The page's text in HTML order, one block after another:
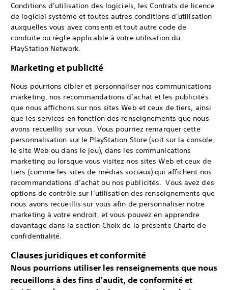
Conditions d’utilisation des logiciels, les Contrats de licence
de logiciel système et toutes autres conditions d’utilisation
auxquelles vous avez consenti et tout autre code de
conduite ou règle applicable à votre utilisation du
PlayStation Network.
Marketing et publicité
Nous pourrions cibler et personnaliser nos communications
marketing, nos recommandations d’achat et les publicités
que nous affichons sur nos sites Web et ceux de tiers, ainsi
que les services en fonction des renseignements que nous
avons recueillis sur vous. Vous pourriez remarquer cette
personnalisation sur le PlayStation Store (soit sur la console,
le site Web ou dans le jeu), dans les communications
marketing ou lorsque vous visitez nos sites Web et ceux de
tiers (comme les sites de médias sociaux) qui affichent nos
recommandations d’achat ou nos publicités. Vous avez des
options de contrôle sur l’utilisation des renseignements que
nous avons recueillis sur vous afin de personnaliser notre
marketing à votre endroit, et vous pouvez en apprendre
davantage dans la section Choix de la présente Charte de
confidentialité.
Clauses juridiques et conformité
Nous pourrions utiliser les renseignements que nous
recueillons à des fins d’audit, de conformité et